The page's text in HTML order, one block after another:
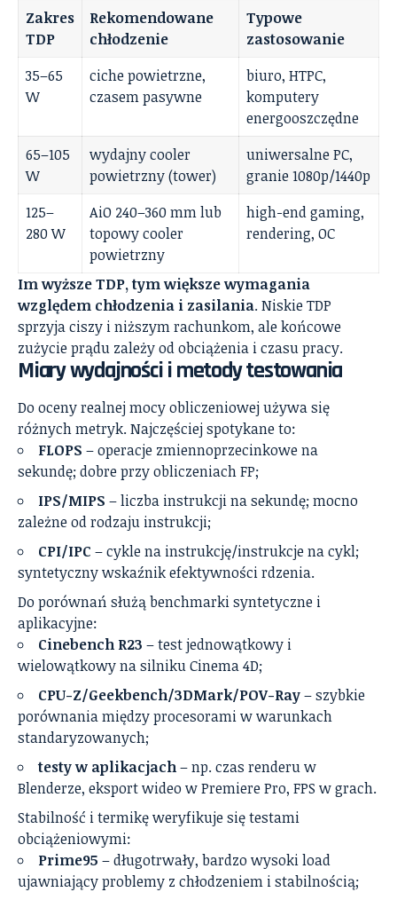
Zakres
TDP
Rekomendowane
chłodzenie
Typowe
zastosowanie
35–65
W
ciche powietrzne,
czasem pasywne
biuro, HTPC,
komputery
energooszczędne
65–105
W
wydajny cooler
powietrzny (tower)
uniwersalne PC,
granie 1080p/1440p
125–
280 W
AiO 240–360 mm lub
topowy cooler
powietrzny
high-end gaming,
rendering, OC
Im wyższe TDP, tym większe wymagania
względem chłodzenia i zasilania. Niskie TDP
sprzyja ciszy i niższym rachunkom, ale końcowe
zużycie prądu zależy od obciążenia i czasu pracy.
Miary wydajności i metody testowania
Do oceny realnej mocy obliczeniowej używa się
różnych metryk. Najczęściej spotykane to:
FLOPS – operacje zmiennoprzecinkowe na
sekundę; dobre przy obliczeniach FP;
IPS/MIPS – liczba instrukcji na sekundę; mocno
zależne od rodzaju instrukcji;
CPI/IPC – cykle na instrukcję/instrukcje na cykl;
syntetyczny wskaźnik efektywności rdzenia.
Do porównań służą benchmarki syntetyczne i
aplikacyjne:
Cinebench R23 – test jednowątkowy i
wielowątkowy na silniku Cinema 4D;
CPU-Z/Geekbench/3DMark/POV-Ray– szybkie
porównania między procesorami w warunkach
standaryzowanych;
testy w aplikacjach– np. czas renderu w
Blenderze, eksport wideo w Premiere Pro, FPS w grach.
Stabilność i termikę weryfikuje się testami
obciążeniowymi:
Prime95 – długotrwały, bardzo wysoki load
ujawniający problemy z chłodzeniem i stabilnością;